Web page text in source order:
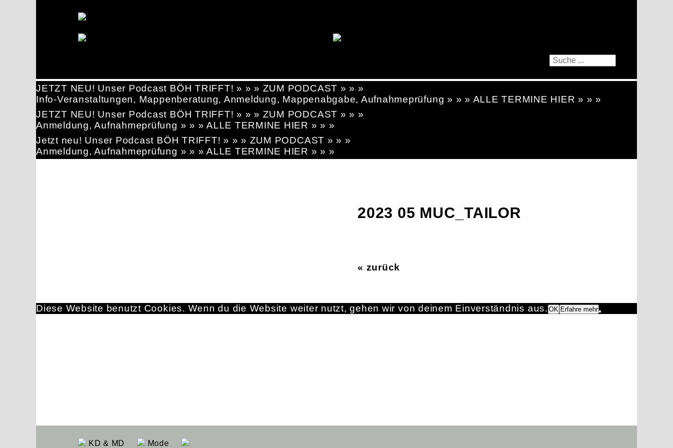
JETZT NEU! Unser Podcast BÖH TRIFFT! » » » ZUM PODCAST » » »
Info-Veranstaltungen, Mappenberatung, Anmeldung, Mappenabgabe, Aufnahmeprüfung » » » ALLE TERMINE HIER » » »
JETZT NEU! Unser Podcast BÖH TRIFFT! » » » ZUM PODCAST » » »
Anmeldung, Aufnahmeprüfung » » » ALLE TERMINE HIER » » »
Jetzt neu! Unser Podcast BÖH TRIFFT! » » » ZUM PODCAST » » »
Anmeldung, Aufnahmeprüfung » » » ALLE TERMINE HIER » » »
2023 05 MUC_TAILOR
« zurück
KD & MD Mode
Diese Website benutzt Cookies. Wenn du die Website weiter nutzt, gehen wir von deinem Einverständnis aus. OK Erfahre mehr